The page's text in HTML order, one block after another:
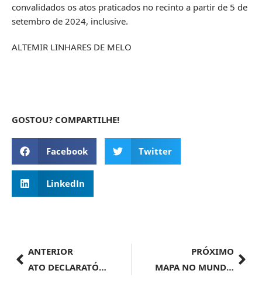
convalidados os atos praticados no recinto a partir de 5 de
setembro de 2024, inclusive.
ALTEMIR LINHARES DE MELO
GOSTOU? COMPARTILHE!
Facebook Twitter
LinkedIn
ANTERIOR
ATO DECLARATÓRIO EXECUTIVO DECEX/SPO Nº 85, DE 9 DE OUTUBRO DE 2024
PRÓXIMO
MAPA NO MUNDO | Mapa promove suco de uva brasileiro durante o centenário da OIV e no 45º Congresso Mundial da Vinha e do Vinho